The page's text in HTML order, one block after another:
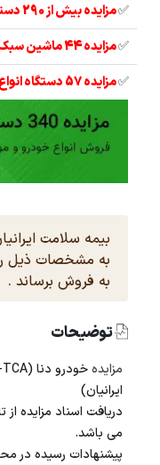
✅مزایده بیش از 290 دستگاه انواع ماشین آلات
✅مزایده 44 ماشین سبک و سنگین نصف قیمت
✅مزایده 57 دستگاه انواع خودرو های زیر قیمت
بیمه سلامت
به مشخصات ذیل را
به فروش برساند .
توضیحات
مزایده
ایرانیان)
می باشد.
پیشنهادات رسیده در